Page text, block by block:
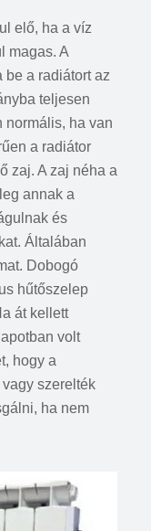
elő, ha a víz
magas. A
a radiátort az
teljesen
normális, ha van
a radiátor
zaj. A zaj néha a
annak a
és
Általában
Dobogó
hűtőszelep
át kellett
volt
hogy a
szerelték
ha nem